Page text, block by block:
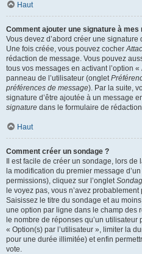
Haut
Comment ajouter une signature à mes
Vous devez d’abord créer une
Une fois créée, vous pouvez cocher
rédaction de message. Vous pouvez
tous vos messages en activant l’option
panneau de l’utilisateur (onglet
préférences de message). Par la suite,
signature d’être ajoutée à un message
signature dans le formulaire de
Haut
Comment créer un sondage ?
Il est facile de créer un sondage, lors
la modification du premier message
permissions), cliquez sur l’onglet
le voyez pas, vous n’avez
Saisissez le titre du sondage et au
une option par ligne dans le champ des
le nombre de réponses qu’un
« Option(s) par l’utilisateur », limiter la
pour une durée illimitée) et enfin
vote.